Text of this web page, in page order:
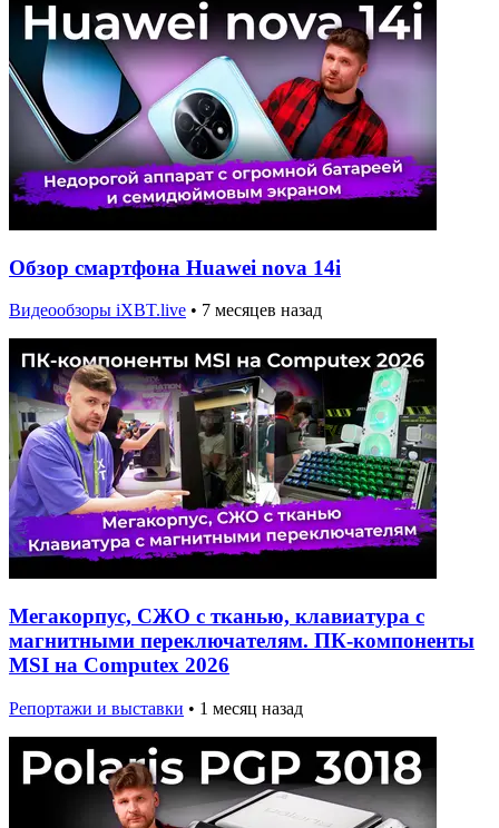
Обзор смартфона Huawei nova 14i
Видеообзоры iXBT.live • 7 месяцев назад
Мегакорпус, СЖО с тканью, клавиатура с
магнитными переключателям. ПК-компоненты
MSI на Computex 2026
Репортажи и выставки • 1 месяц назад